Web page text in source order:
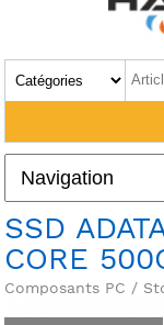
SSD
CORE
Composants PC /